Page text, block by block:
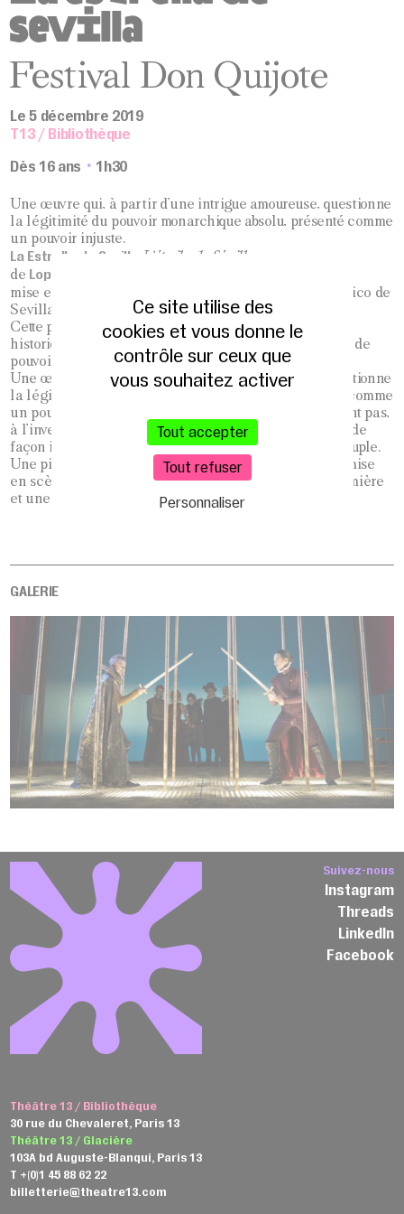
sevilla
Festival Don Quijote
Le 5 décembre 2019
T13 / Bibliothèque
Dès 16 ans
1h30
Une œuvre qui, à partir d’une intrigue amoureuse, questionne
la légitimité du pouvoir monarchique absolu, présenté comme
un pouvoir injuste.
La Estrella de Sevilla
L’étoile de Séville
de Lope de Vega
mise en scène
/ Compagnie Teatro Clásico de
Sevilla
Cette pièce, dans la lignée des œuvres dramatiques et
historiques de Lope de Vega, traite des conflits et abus de
pouvoir au XIIIème siècle à Séville.
Une œuvre qui, à partir d’une intrigue amoureuse, questionne
la légitimité du pouvoir monarchique absolu, présenté comme
un pouvoir injuste contre lequel les sujets ne se rebellent pas,
à l’inverse de Fuenteovejuna. Malgré tout, les vassaux, de
façon intuitive, influenceront le roi dans l’intérêt du peuple.
Une pièce classique en costumes d’époque, dans une mise
en scène contemporaine, valorisée par une création lumière
et une scénographie résolument modernes.
GALERIE
Théâtre 13 / Bibliothèque
30 rue du Chevaleret, Paris 13
Théâtre 13 / Glacière
103A bd Auguste-Blanqui, Paris 13
T +(0)1 45 88 62 22
billetterie@theatre13.com
Suivez-nous
Instagram
Threads
LinkedIn
Facebook
Ce site utilise des
cookies et vous donne le
contrôle sur ceux que
vous souhaitez activer
Tout accepter
Tout refuser
Personnaliser